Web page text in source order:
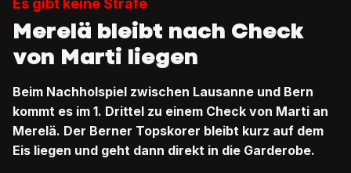
Es gibt keine Strafe
Merelä bleibt nach Check
von Marti liegen
Beim Nachholspiel zwischen Lausanne und Bern
kommt es im 1. Drittel zu einem Check von Marti an
Merelä. Der Berner Topskorer bleibt kurz auf dem
Eis liegen und geht dann direkt in die Garderobe.